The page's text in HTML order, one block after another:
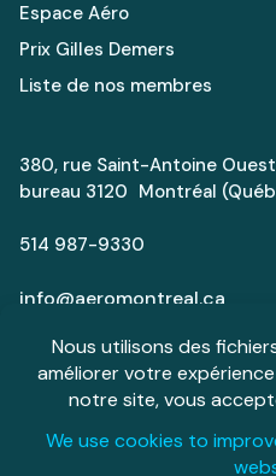
Espace Aéro
Prix Gilles Demers
Liste de nos membres
380, rue Saint-Antoine Ouest
bureau 3120 Montréal
514 987-9330
info@aeromontreal.ca